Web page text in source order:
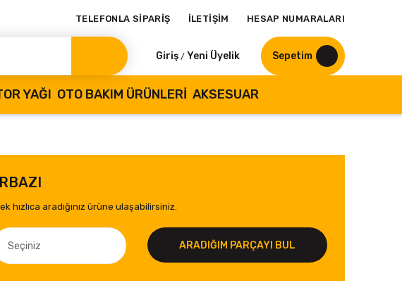
TELEFONLA SİPARİŞ İLETİŞİM HESAP NUMARALARI
Giriş / Yeni Üyelik Sepetim
YAĞI OTO BAKIM ÜRÜNLERI AKSESUAR
hızlıca aradığınız ürüne ulaşabilirsiniz.
ARADIĞIM PARÇAYI BUL